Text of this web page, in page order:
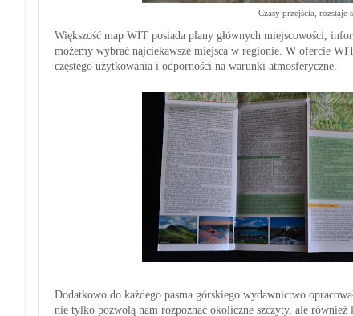
Czasy przejścia, rozstaje
Większość map WIT posiada plany głównych miejscowości,
możemy wybrać najciekawsze miejsca w regionie. W ofercie
częstego użytkowania i odporności na warunki atmosferyczne.
Dodatkowo do każdego pasma górskiego wydawnictwo
nie tylko pozwolą nam rozpoznać okoliczne szczyty, ale